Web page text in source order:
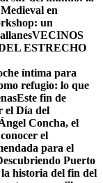
en
un
VECINOS
ESTRECHO
íntima para
refugio: lo que
Este fin de
el Día del
Concha, el
el
para el
Puerto
historia del fin del